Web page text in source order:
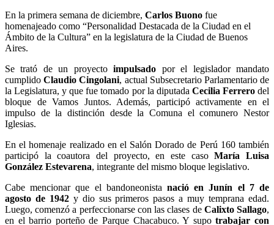
En la primera semana de diciembre, Carlos Buono fue
homenajeado como “Personalidad Destacada de la Ciudad en el
Ámbito de la Cultura” en la legislatura de la Ciudad de Buenos
Aires.
Se trató de un proyectoimpulsado por el legislador mandato
cumplidoClaudio Cingolani, actual Subsecretario Parlamentario de
la Legislatura, y que fue tomado por la diputada Cecilia Ferrerodel
bloque de Vamos Juntos. Además, participó activamente en el
impulso de la distinción desde la Comuna el comunero Nestor
Iglesias.
En el homenaje realizado en el Salón Dorado de Perú 160 también
participó la coautora del proyecto, en este casoMaría Luisa
González Estevarena, integrante del mismo bloque legislativo.
Cabe mencionar que el bandoneonista nació en Junín el 7 de
agosto de 1942y dio sus primeros pasos a muy temprana edad.
Luego, comenzó a perfeccionarse con las clases deCalixto Sallago,
en el barrio porteño de Parque Chacabuco. Y supotrabajar con